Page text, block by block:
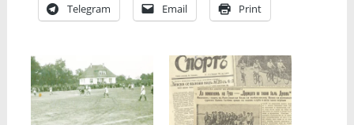
Telegram Email Print